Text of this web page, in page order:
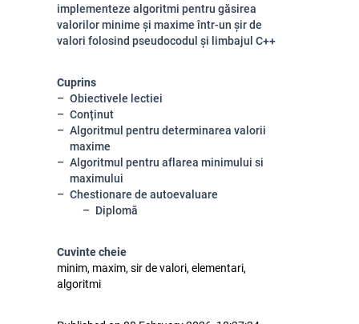
implementeze algoritmi pentru găsirea
valorilor minime și maxime într-un șir de
valori folosind pseudocodul și limbajul C++
Cuprins
Obiectivele lectiei
Conținut
Algoritmul pentru determinarea valorii
maxime
Algoritmul pentru aflarea minimului si
maximului
Chestionare de autoevaluare
Diplomă
Cuvinte cheie
minim, maxim, sir de valori, elementari,
algoritmi